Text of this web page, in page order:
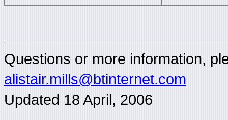
Questions or more information,
alistair.mills@btinternet.com
Updated 18 April, 2006